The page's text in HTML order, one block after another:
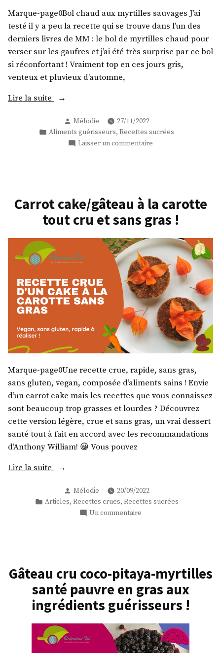
sans
Marque-page0Bol chaud aux myrtilles sauvages J’ai
testé il y a peu la recette qui se trouve dans l’un des
derniers livres de MM : le bol de myrtilles chaud pour
verser sur les gaufres et j’ai été très surprise par ce bol
si réconfortant ! Vraiment top en ces jours gris,
venteux et pluvieux d’automne,
Lire la suite
« Un
bien
chaud
réconfortant »
Publié
par
Mélodie
27/11/2022
Publié
Aliments guérisseurs, Recettes sucrées
Laisser un commentaire
myrtilles
sauvages,
réconfortant
Carrot cake/gâteau à la carotte
tout cru et sans gras !
Marque-page0Une recette crue, rapide, sans gras,
sans gluten, vegan, composée d’aliments sains ! Envie
d’un carrot cake mais les recettes que vous connaissez
sont beaucoup trop grasses et lourdes ? Découvrez
cette version légère, crue et sans gras, un vrai dessert
santé tout à fait en accord avec les recommandations
d’Anthony William! 😀 Vous pouvez
Lire la suite
« Carrot
la
carotte
sans
gras
! »
Publié
par
Mélodie
20/09/2022
Publié
Articles, Recettes crues, Recettes sucrées
Un commentaire
tout
cru
et
sans
!
Gâteau cru coco-pitaya-myrtilles
santé pauvre en gras aux
ingrédients guérisseurs !